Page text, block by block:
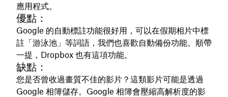
應用程式。
優點：
Google 的自動標註功能很好用，可以在假期相片中標
註「游泳池」等詞語，我們也喜歡自動備份功能。順帶
一提，Dropbox 也有這項功能。
缺點：
您是否曾收過畫質不佳的影片？這類影片可能是透過
Google 相簿儲存。Google 相簿會壓縮高解析度的影